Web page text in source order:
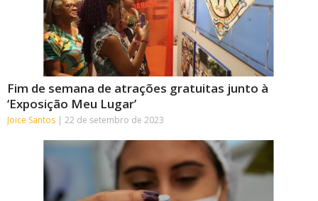
Fim de semana de atrações gratuitas junto à
‘Exposição Meu Lugar’
Joice Santos 22 de setembro de 2023